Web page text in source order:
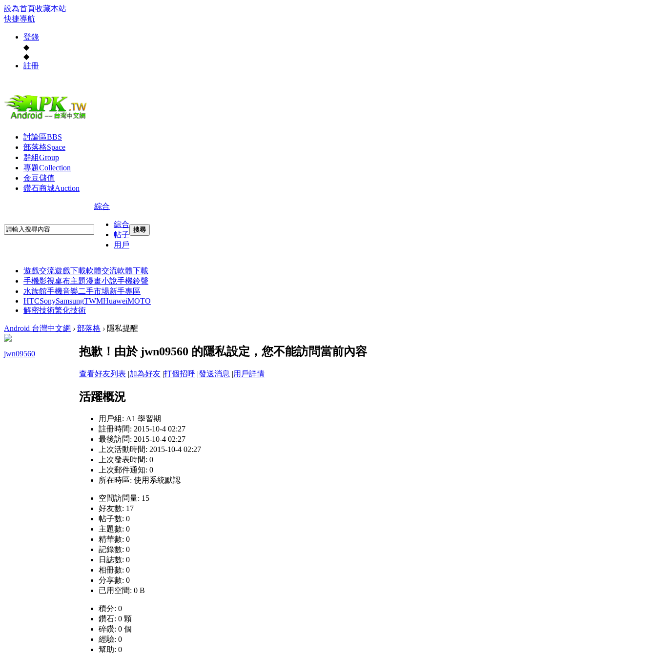
設為首頁收藏本站
快捷導航
登錄
◆
◆
註冊
討論區BBS
部落格Space
群組Group
專題Collection
金豆儲值
鑽石商城Auction
綜合
綜合
帖子
用戶
搜尋
遊戲交流遊戲下載軟體交流軟體下載
手機影視桌布主題漫畫小說手機鈴聲
水族館手機音樂二手市場新手專區
HTCSonySamsungTWMHuaweiMOTO
解密技術繁化技術
Android 台灣中文網 › 部落格 › 隱私提醒
jwn09560 抱歉！由於 jwn09560 的隱私設定，您不能訪問當前內容
查看好友列表 |加為好友 |打個招呼 |發送消息 |用戶詳情
活躍概況
用戶組: A1 學習期
註冊時間: 2015-10-4 02:27
最後訪問: 2015-10-4 02:27
上次活動時間: 2015-10-4 02:27
上次發表時間: 0
上次郵件通知: 0
所在時區: 使用系統默認
空間訪問量: 15
好友數: 17
帖子數: 0
主題數: 0
精華數: 0
記錄數: 0
日誌數: 0
相冊數: 0
分享數: 0
已用空間: 0 B
積分: 0
鑽石: 0 顆
碎鑽: 0 個
經驗: 0
幫助: 0